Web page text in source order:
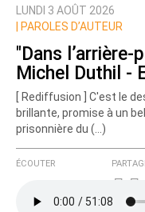
LUNDI 3 AOÛT 2026
PAROLES D’AUTEUR
"Dans l’arrière-
Michel Duthil -
[ Rediffusion ] C'est le
brillante, promise à un
prisonnière du (…)
ÉCOUTER